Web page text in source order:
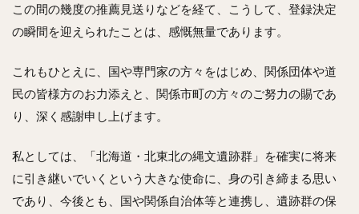
この間の幾度の推薦見送りなどを経て、こうして、登録決定
の瞬間を迎えられたことは、感慨無量であります。
これもひとえに、国や専門家の方々をはじめ、関係団体や道
民の皆様方のお力添えと、関係市町の方々のご努力の賜であ
り、深く感謝申し上げます。
私としては、「北海道・北東北の縄文遺跡群」を確実に将来
に引き継いでいくという大きな使命に、身の引き締まる思い
であり、今後とも、国や関係自治体等と連携し、遺跡群の保